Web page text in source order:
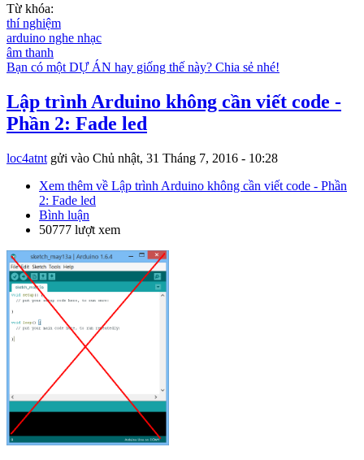
Từ khóa:
thí nghiệm
arduino nghe nhạc
âm thanh
Bạn có một DỰ ÁN hay giống thế này? Chia sẻ nhé!
Lập trình Arduino không cần viết code -
Phần 2: Fade led
loc4atnt gửi vào Chủ nhật, 31 Tháng 7, 2016 - 10:28
Xem thêm về Lập trình Arduino không cần viết code - Phần
2: Fade led
Bình luận
50777 lượt xem